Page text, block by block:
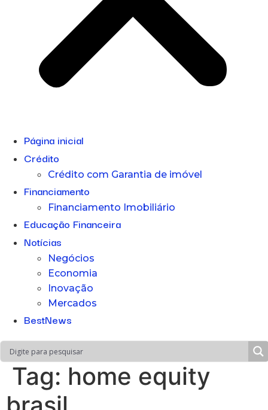
Página inicial
Crédito
Crédito com Garantia de imóvel
Financiamento
Financiamento Imobiliário
Educação Financeira
Notícias
Negócios
Economia
Inovação
Mercados
BestNews
Tag: home equity